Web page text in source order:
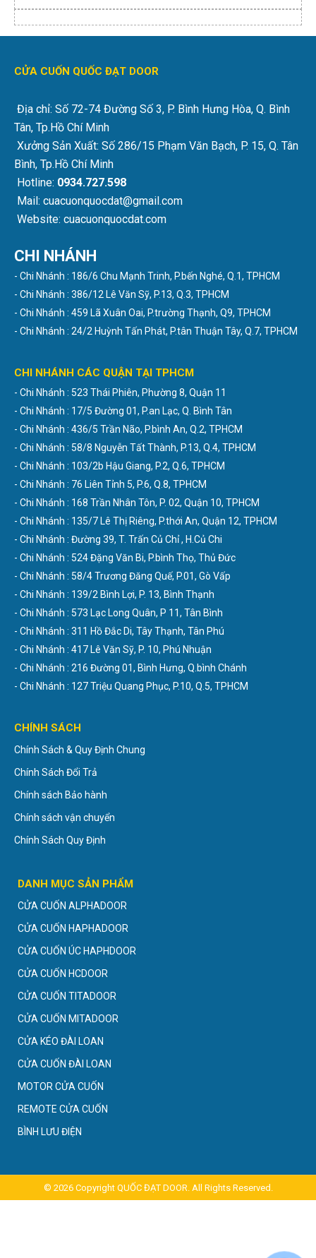
CỬA CUỐN QUỐC ĐẠT DOOR
Địa chỉ: Số 72-74 Đường Số 3, P. Bình Hưng Hòa, Q. Bình
Tân, Tp.Hồ Chí Minh
Xưởng Sản Xuất: Số 286/15 Phạm Văn Bạch, P. 15, Q. Tân
Bình, Tp.Hồ Chí Minh
Hotline: 0934.727.598
Mail: cuacuonquocdat@gmail.com
Website: cuacuonquocdat.com
CHI NHÁNH
- Chi Nhánh : 186/6 Chu Mạnh Trinh, P.bến Nghé, Q.1, TPHCM
- Chi Nhánh : 386/12 Lê Văn Sỹ, P.13, Q.3, TPHCM
- Chi Nhánh : 459 Lã Xuân Oai, P.trường Thạnh, Q9, TPHCM
- Chi Nhánh : 24/2 Huỳnh Tấn Phát, P.tân Thuận Tây, Q.7, TPHCM
CHI NHÁNH CÁC QUẬN TẠI TPHCM
- Chi Nhánh : 523 Thái Phiên, Phường 8, Quận 11
- Chi Nhánh : 17/5 Đường 01, P.an Lạc, Q. Bình Tân
- Chi Nhánh : 436/5 Trần Não, P.bình An, Q.2, TPHCM
- Chi Nhánh : 58/8 Nguyễn Tất Thành, P.13, Q.4, TPHCM
- Chi Nhánh : 103/2b Hậu Giang, P.2, Q.6, TPHCM
- Chi Nhánh : 76 Liên Tỉnh 5, P.6, Q.8, TPHCM
- Chi Nhánh : 168 Trần Nhân Tôn, P. 02, Quận 10, TPHCM
- Chi Nhánh : 135/7 Lê Thị Riêng, P.thới An, Quận 12, TPHCM
- Chi Nhánh : Đường 39, T. Trấn Củ Chỉ , H.Củ Chi
- Chi Nhánh : 524 Đặng Văn Bi, P.bình Thọ, Thủ Đức
- Chi Nhánh : 58/4 Trương Đăng Quế, P.01, Gò Vấp
- Chi Nhánh : 139/2 Bình Lợi, P. 13, Bình Thạnh
- Chi Nhánh : 573 Lạc Long Quân, P 11, Tân Bình
- Chi Nhánh : 311 Hồ Đắc Di, Tây Thạnh, Tân Phú
- Chi Nhánh : 417 Lê Văn Sỹ, P. 10, Phú Nhuận
- Chi Nhánh : 216 Đường 01, Bình Hưng, Q.bình Chánh
- Chi Nhánh : 127 Triệu Quang Phục, P.10, Q.5, TPHCM
CHÍNH SÁCH
Chính Sách & Quy Định Chung
Chính Sách Đổi Trả
Chính sách Bảo hành
Chính sách vận chuyển
Chính Sách Quy Định
DANH MỤC SẢN PHẨM
CỬA CUỐN ALPHADOOR
CỬA CUỐN HAPHADOOR
CỬA CUỐN ÚC HAPHDOOR
CỬA CUỐN HCDOOR
CỬA CUỐN TITADOOR
CỬA CUỐN MITADOOR
CỬA KÉO ĐÀI LOAN
CỬA CUỐN ĐÀI LOAN
MOTOR CỬA CUỐN
REMOTE CỬA CUỐN
BÌNH LƯU ĐIỆN
© 2026 Copyright QUỐC ĐẠT DOOR. All Rights Reserved .